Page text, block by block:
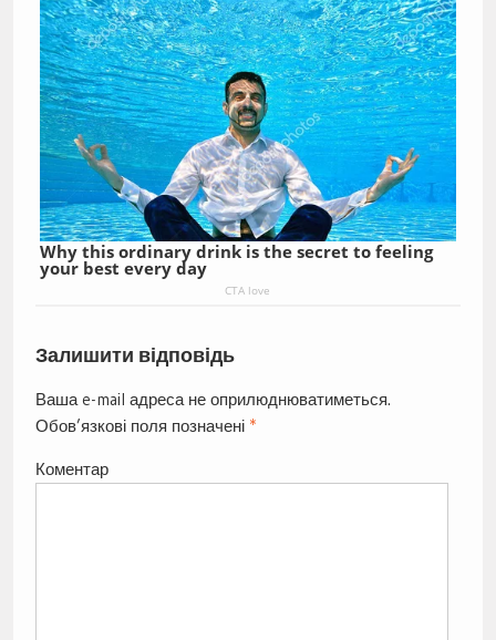
Why this ordinary drink is the secret to feeling
your best every day
CTA love
Залишити відповідь
Ваша e-mail адреса не оприлюднюватиметься.
Обов’язкові поля позначені *
Коментар